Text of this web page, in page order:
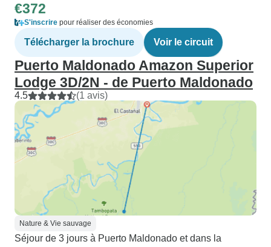
€372
S'inscrire pour réaliser des économies
Télécharger la brochure Voir le circuit
Puerto Maldonado Amazon Superior
Lodge 3D/2N - de Puerto Maldonado
4.5 (1 avis)
Nature & Vie sauvage
Séjour de 3 jours à Puerto Maldonado et dans la